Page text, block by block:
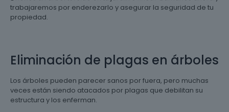
trabajaremos por enderezarlo y asegurar la seguridad de tu
propiedad.
Eliminación de plagas en árboles
Los árboles pueden parecer sanos por fuera, pero muchas
veces están siendo atacados por plagas que debilitan su
estructura y los enferman.